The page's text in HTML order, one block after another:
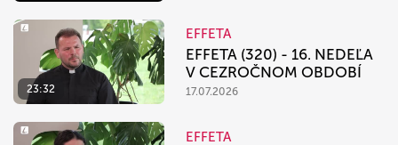
23:32
EFFETA
EFFETA (320) - 16. NEDEĽA
V CEZROČNOM OBDOBÍ
17.07.2026
EFFETA